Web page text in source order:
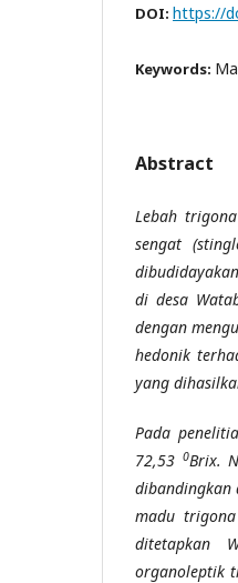
DOI: https://
Keywords:
Abstract
Lebah
sengat
di desa
dengan
hedonik
yang
Pada
72,53 0Brix.
dibandingkan
madu
ditetapkan
organoleptik